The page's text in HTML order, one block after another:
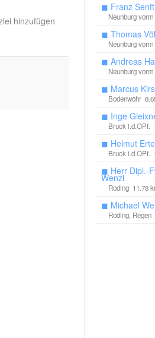
hinzufügen
◼ Franz Senft
Neunburg
◼ Thomas
Neunburg
◼ Andreas
Neunburg
◼ Marcus
Bodenwöhr
◼ Inge
Bruck i.d.OPf.
◼ Helmut
Bruck i.d.OPf.
◼ Herr Dipl.-
Wenzl
Roding 11.78
◼ Michael
Roding, Regen